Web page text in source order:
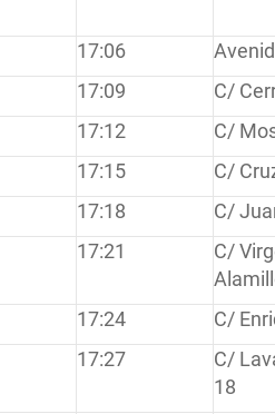
17:06
17:09
C/
17:12
C/
17:15
C/
17:18
C/
17:21
C/
17:24
C/
17:27
C/
18